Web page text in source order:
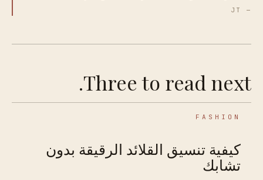
— JT
Three to read next.
FASHION
كيفية تنسيق القلائد الرقيقة بدون
تشابك